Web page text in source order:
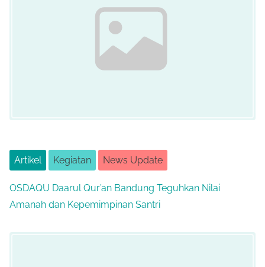
Artikel Kegiatan News Update
OSDAQU Daarul Qur’an Bandung Teguhkan Nilai
Amanah dan Kepemimpinan Santri